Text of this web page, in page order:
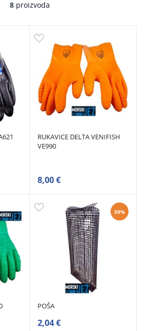
8 proizvoda
RUKAVICE DELTA VENIFISH
VE990
8,00 €
50%
POŠA
2,04 €